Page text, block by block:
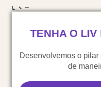
TENHA O
Desenvolvemos o
de